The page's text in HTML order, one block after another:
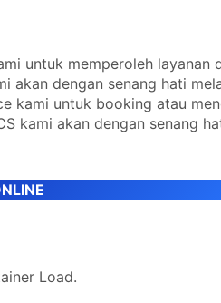
untuk memperoleh layanan
akan dengan senang hati
kami untuk booking atau
kami akan dengan senang
Load.